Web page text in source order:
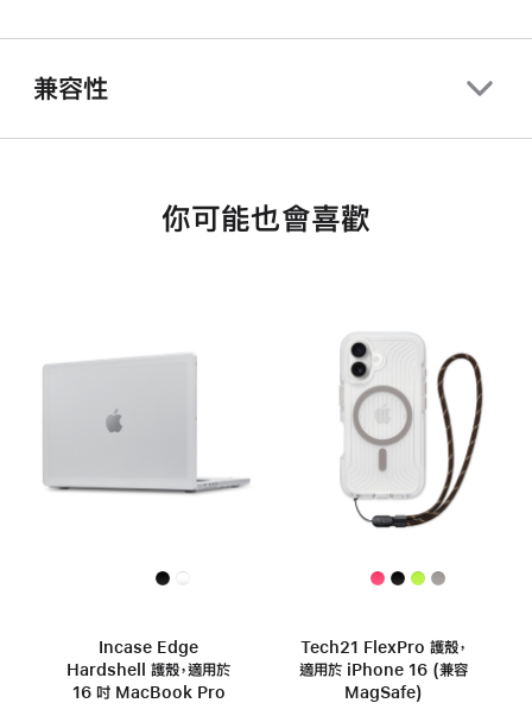
兼容性
你可能也會喜歡
Incase Edge
Hardshell 護殼，適用於
16 吋 MacBook Pro
Tech21 FlexPro 護殼，
適用於 iPhone 16 (兼容
MagSafe)